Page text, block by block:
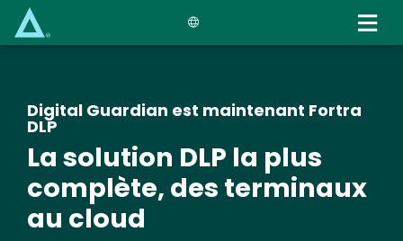
Digital Guardian est maintenant Fortra
DLP
La solution DLP la plus
complète, des terminaux
au cloud